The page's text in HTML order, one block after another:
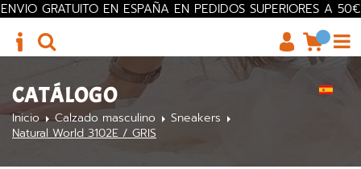
ENVIO GRATUITO EN ESPAÑA EN PEDIDOS SUPERIORES A 50€
CATÁLOGO
Inicio Calzado masculino
Sneakers
Natural World 3102E / GRIS